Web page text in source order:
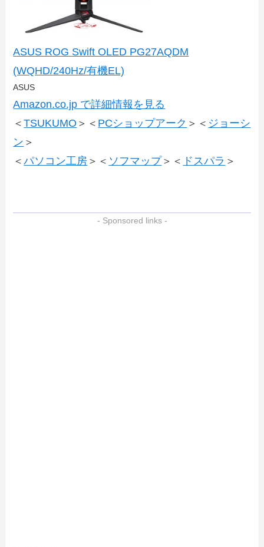
ASUS ROG Swift OLED PG27AQDM
(WQHD/240Hz/有機EL)
ASUS
Amazon.co.jp で詳細情報を見る
＜TSUKUMO ＞＜ PCショップアーク ＞＜ ジョーシ
ン ＞
＜パソコン工房 ＞＜ ソフマップ＞＜ ドスパラ ＞
- Sponsored links -